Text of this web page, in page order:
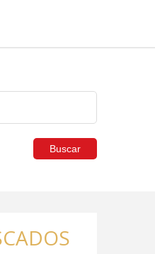
Buscar